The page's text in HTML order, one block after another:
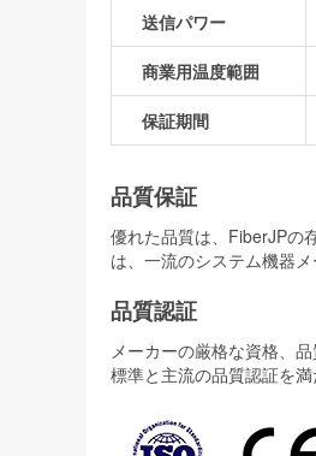
送信パワー
商業用温度範囲
保証期間
品質保証
優れた品質は、FiberJPの
は、一流のシステム機器
品質認証
メーカーの厳格な資格、
標準と主流の品質認証を満